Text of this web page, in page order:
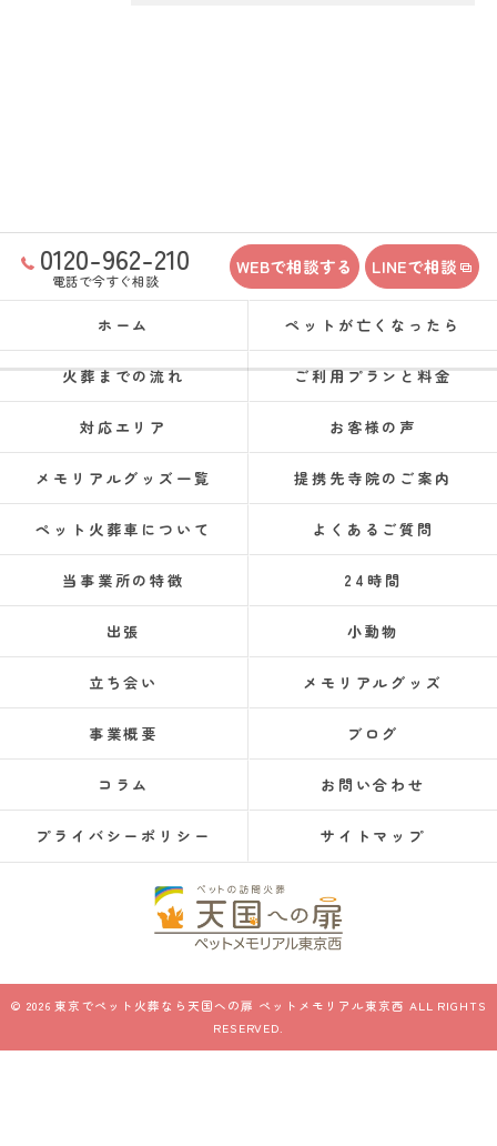
0120-962-210
電話で今すぐ相談
WEBで相談する LINEで相談
ホーム ペットが亡くなったら
火葬までの流れ ご利用プランと料金
対応エリア お客様の声
メモリアルグッズ一覧 提携先寺院のご案内
ペット火葬車について よくあるご質問
当事業所の特徴 24時間
出張 小動物
立ち会い メモリアルグッズ
事業概要 ブログ
コラム お問い合わせ
プライバシーポリシー サイトマップ
© 2026 東京でペット火葬なら天国への扉 ペットメモリアル東京西 ALL RIGHTS
RESERVED.